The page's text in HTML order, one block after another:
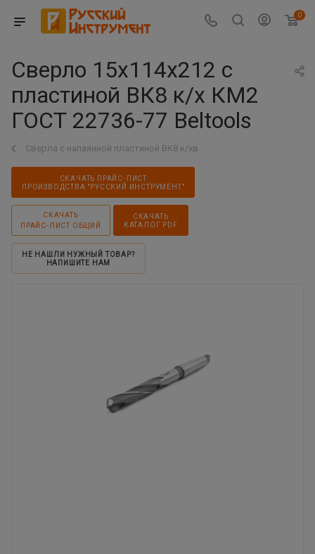
0
Сверло 15х114х212 с
пластиной ВК8 к/х КМ2
ГОСТ 22736-77 Beltools
Сверла с напаянной пластиной ВК8 к/хв
СКАЧАТЬ ПРАЙС-ЛИСТ
ПРОИЗВОДСТВА "РУССКИЙ ИНСТРУМЕНТ"
СКАЧАТЬ
ПРАЙС-ЛИСТ ОБЩИЙ
СКАЧАТЬ
КАТАЛОГ PDF
НЕ НАШЛИ НУЖНЫЙ ТОВАР?
НАПИШИТЕ НАМ